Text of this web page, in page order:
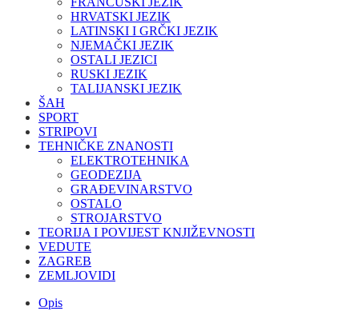
HRVATSKI JEZIK
LATINSKI I GRČKI JEZIK
NJEMAČKI JEZIK
OSTALI JEZICI
RUSKI JEZIK
TALIJANSKI JEZIK
ŠAH
SPORT
STRIPOVI
TEHNIČKE ZNANOSTI
ELEKTROTEHNIKA
GEODEZIJA
GRAĐEVINARSTVO
OSTALO
STROJARSTVO
TEORIJA I POVIJEST KNJIŽEVNOSTI
VEDUTE
ZAGREB
ZEMLJOVIDI
Opis